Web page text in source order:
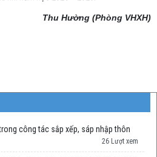
Thu Hường (Phòng VHXH)
công tác sắp xếp, sáp nhập thôn
26 Lượt xem